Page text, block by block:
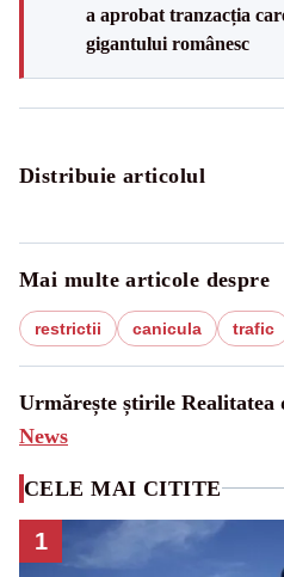
a aprobat tranzacția
gigantului românesc
Distribuie articolul
Mai multe articole despre
restrictii canicula trafic
Urmărește știrile Realitatea
News
CELE MAI CITITE
1